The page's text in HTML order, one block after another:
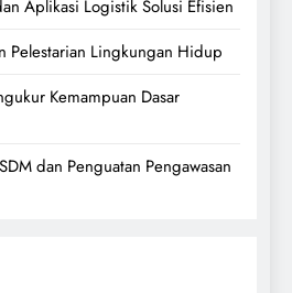
Aplikasi Logistik Solusi Efisien
Pelestarian Lingkungan Hidup
Kemampuan Dasar
dan Penguatan Pengawasan